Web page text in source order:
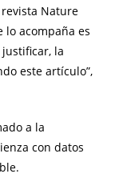
Nature
acompaña es
la
este artículo”,
a la
con datos